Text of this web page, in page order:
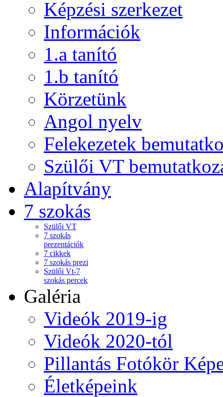
Képzési szerkezet
Információk
1.a tanító
1.b tanító
Körzetünk
Angol nyelv
Felekezetek
Szülői VT
Alapítvány
7 szokás
Szülői VT
7 szokás
prezentációk
7 cikkek
7 szokás prezi
Szülői Vt-7
szokás percek
Galéria
Videók 2019-ig
Videók 2020-tól
Pillantás Fotókör
Életképeink